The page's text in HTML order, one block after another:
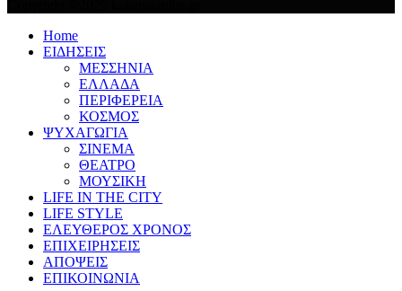
Home
ΕΙΔΗΣΕΙΣ
ΜΕΣΣΗΝΙΑ
ΕΛΛΑΔΑ
ΠΕΡΙΦΕΡΕΙΑ
ΚΟΣΜΟΣ
ΨΥΧΑΓΩΓΙΑ
ΣΙΝΕΜΑ
ΘΕΑΤΡΟ
ΜΟΥΣΙΚΗ
LIFE IN THE CITY
LIFE STYLE
ΕΛΕΥΘΕΡΟΣ ΧΡΟΝΟΣ
ΕΠΙΧΕΙΡΗΣΕΙΣ
ΑΠΟΨΕΙΣ
ΕΠΙΚΟΙΝΩΝΙΑ